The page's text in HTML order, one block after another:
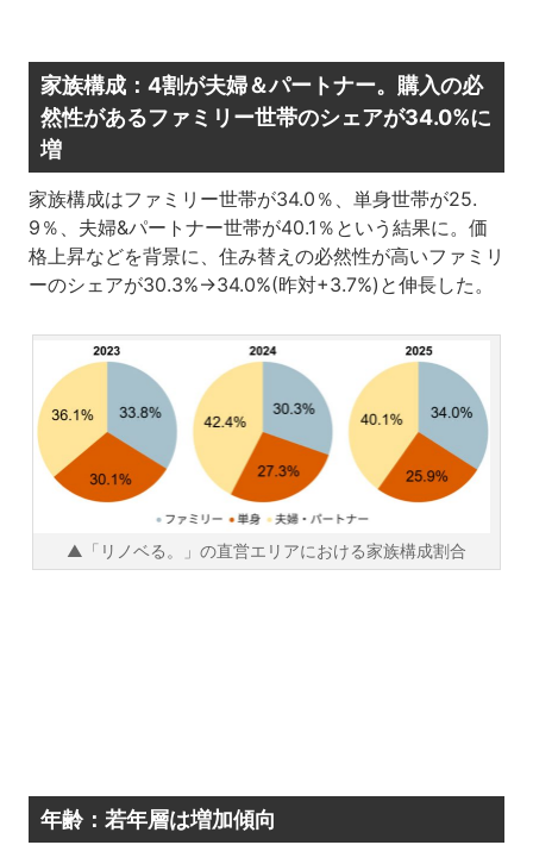
家族構成：4割が夫婦＆パートナー。購入の必
然性があるファミリー世帯のシェアが34.0%に
増
家族構成はファミリー世帯が34.0％、単身世帯が25.
9％、夫婦&パートナー世帯が40.1％という結果に。価
格上昇などを背景に、住み替えの必然性が高いファミリ
ーのシェアが30.3%→34.0%(昨対+3.7%)と伸長した。
▲「リノベる。」の直営エリアにおける家族構成割合
年齢：若年層は増加傾向